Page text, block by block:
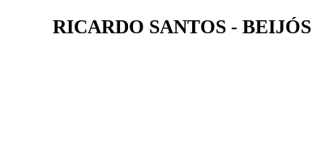
RICARDO SANTOS - BEIJÓS